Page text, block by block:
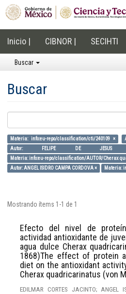
Inicio | CIBNOR | SECIHTI
Buscar
Buscar
Materia: info:eu-repo/classification/cti/240109 ×
Autor: FELIPE DE JESUS
Materia: info:eu-repo/classification/AUTOR/Cherax
Autor: ANGEL ISIDRO CAMPA CORDOVA ×
Materia:
Mostrando ítems 1-1 de 1
Efecto del nivel de
actividad antioxidante de
agua dulce Cherax
1868)The effect of protein
diet on the antioxidant
Cherax quadricarinatus (von
EDILMAR CORTES JACINTO; ANGEL